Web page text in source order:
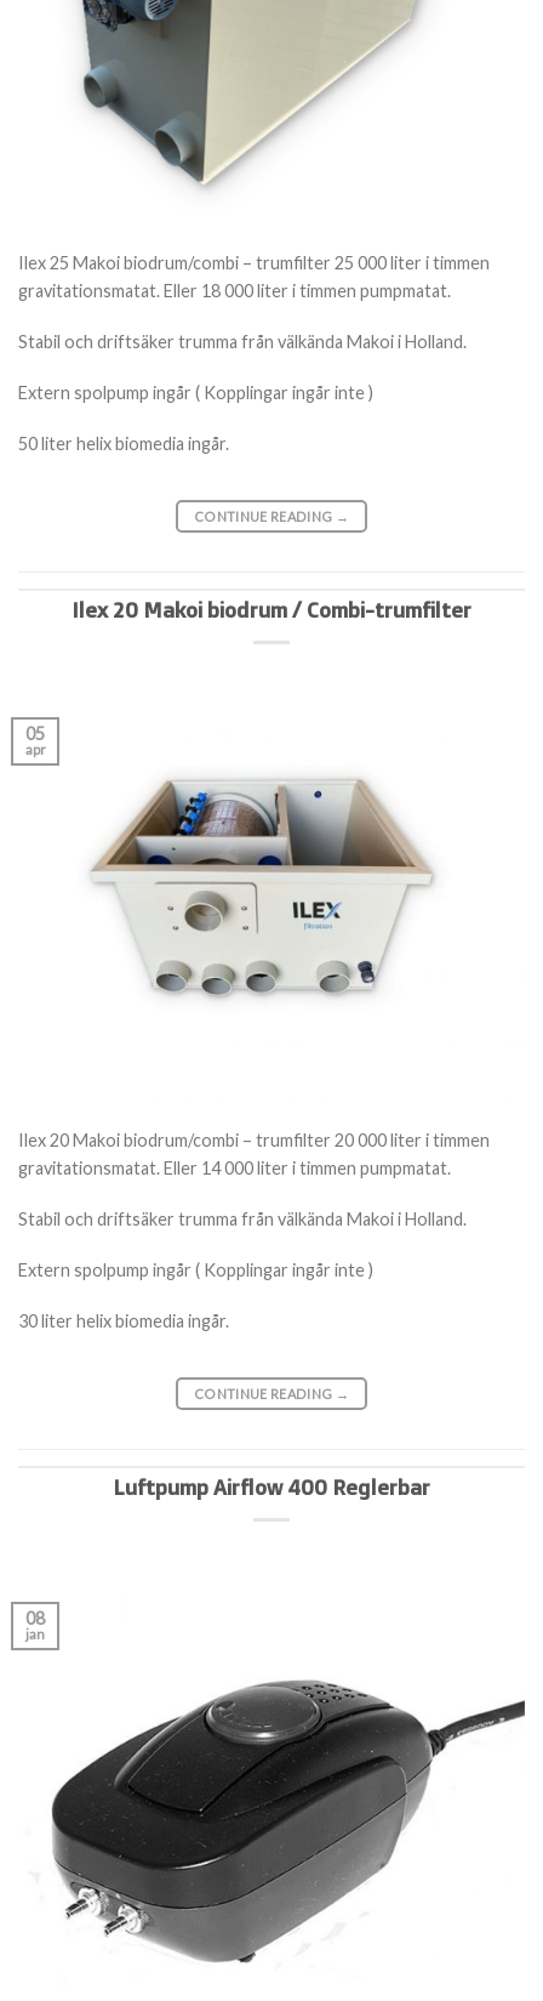
Ilex 25 Makoi biodrum/combi – trumfilter 25 000 liter i timmen
gravitationsmatat. Eller 18 000 liter i timmen pumpmatat.
Stabil och driftsäker trumma från välkända Makoi i Holland.
Extern spolpump ingår ( Kopplingar ingår inte )
50 liter helix biomedia ingår.
CONTINUE READING →
Ilex 20 Makoi biodrum / Combi-trumfilter
05
apr
Ilex 20 Makoi biodrum/combi – trumfilter 20 000 liter i timmen
gravitationsmatat. Eller 14 000 liter i timmen pumpmatat.
Stabil och driftsäker trumma från välkända Makoi i Holland.
Extern spolpump ingår ( Kopplingar ingår inte )
30 liter helix biomedia ingår.
CONTINUE READING →
Luftpump Airflow 400 Reglerbar
08
jan